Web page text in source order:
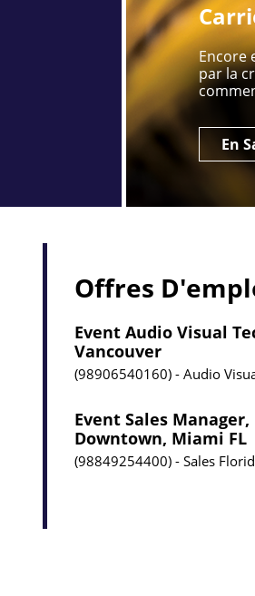
Encore
par la
En
Offres
Event Audio Visual
Vancouver
98906540160 Audio
Event Sales
Downtown, Miami FL
98849254400 Sales